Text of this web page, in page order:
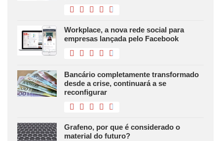
Workplace, a nova rede social para
empresas lançada pelo Facebook
Bancário completamente transformado
desde a crise, continuará a se
reconfigurar
Grafeno, por que é considerado o
material do futuro?